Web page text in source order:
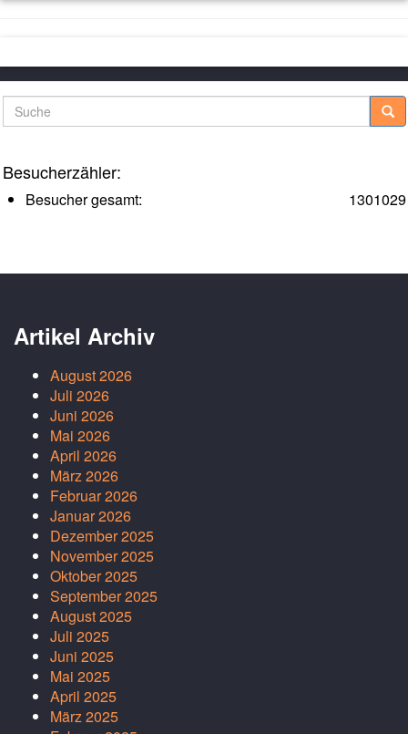
Suche
Besucherzähler:
1301029
Besucher gesamt:
Artikel Archiv
August 2026
Juli 2026
Juni 2026
Mai 2026
April 2026
März 2026
Februar 2026
Januar 2026
Dezember 2025
November 2025
Oktober 2025
September 2025
August 2025
Juli 2025
Juni 2025
Mai 2025
April 2025
März 2025